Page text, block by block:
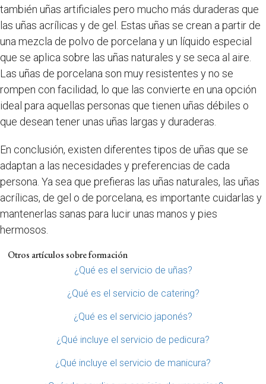
también uñas artificiales pero mucho más duraderas que
las uñas acrílicas y de gel. Estas uñas se crean a partir de
una mezcla de polvo de porcelana y un líquido especial
que se aplica sobre las uñas naturales y se seca al aire.
Las uñas de porcelana son muy resistentes y no se
rompen con facilidad, lo que las convierte en una opción
ideal para aquellas personas que tienen uñas débiles o
que desean tener unas uñas largas y duraderas.
En conclusión, existen diferentes tipos de uñas que se
adaptan a las necesidades y preferencias de cada
persona. Ya sea que prefieras las uñas naturales, las uñas
acrílicas, de gel o de porcelana, es importante cuidarlas y
mantenerlas sanas para lucir unas manos y pies
hermosos.
Otros artículos sobre formación
¿Qué es el servicio de uñas?
¿Qué es el servicio de catering?
¿Qué es el servicio japonés?
¿Qué incluye el servicio de pedicura?
¿Qué incluye el servicio de manicura?